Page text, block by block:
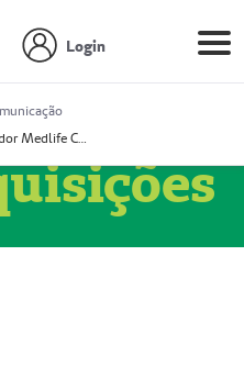
Login
Prestador Medlife Consultas e Diagnósticos (51004334-2)